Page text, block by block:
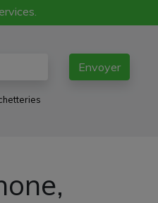
Envoyer